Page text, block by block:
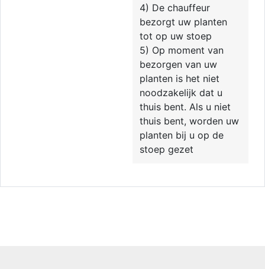
4) De chauffeur
bezorgt uw planten
tot op uw stoep
5) Op moment van
bezorgen van uw
planten is het niet
noodzakelijk dat u
thuis bent. Als u niet
thuis bent, worden uw
planten bij u op de
stoep gezet